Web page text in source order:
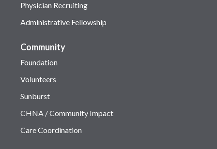
Physician Recruiting
Administrative Fellowship
Community
Foundation
Volunteers
Sunburst
CHNA / Community Impact
Care Coordination